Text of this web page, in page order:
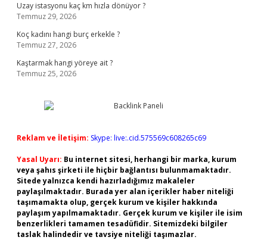
Uzay istasyonu kaç km hızla dönüyor ?
Temmuz 29, 2026
Koç kadını hangi burç erkekle ?
Temmuz 27, 2026
Kaştarmak hangi yöreye ait ?
Temmuz 25, 2026
Reklam ve İletişim: Skype: live:.cid.575569c608265c69
Yasal Uyarı: Bu internet sitesi, herhangi bir marka, kurum
veya şahıs şirketi ile hiçbir bağlantısı bulunmamaktadır.
Sitede yalnızca kendi hazırladığımız makaleler
paylaşılmaktadır. Burada yer alan içerikler haber niteliği
taşımamakta olup, gerçek kurum ve kişiler hakkında
paylaşım yapılmamaktadır. Gerçek kurum ve kişiler ile isim
benzerlikleri tamamen tesadüfidir. Sitemizdeki bilgiler
taslak halindedir ve tavsiye niteliği taşımazlar.